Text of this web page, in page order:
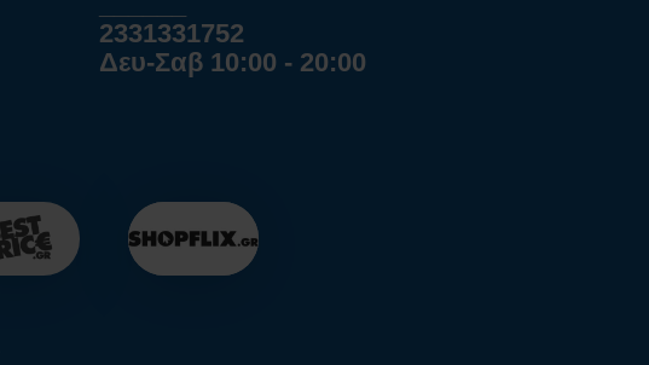
2331331752
Δευ-Σαβ 10:00 - 20:00